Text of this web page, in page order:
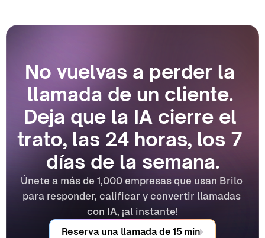
No vuelvas a perder la
llamada de un cliente.
Deja que la IA cierre el
trato, las 24 horas, los 7
días de la semana.
Únete a más de 1,000 empresas que usan Brilo
para responder, calificar y convertir llamadas
con IA, ¡al instante!
Reserva una llamada de 15 min